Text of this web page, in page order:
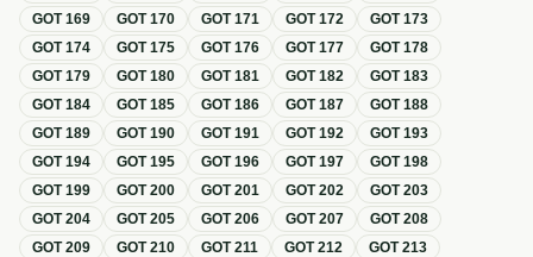
GOT169 GOT170 GOT171 GOT172 GOT173
GOT174 GOT175 GOT176 GOT177 GOT178
GOT179 GOT180 GOT181 GOT182 GOT183
GOT184 GOT185 GOT186 GOT187 GOT188
GOT189 GOT190 GOT191 GOT192 GOT193
GOT194 GOT195 GOT196 GOT197 GOT198
GOT199 GOT200 GOT201 GOT202 GOT203
GOT204 GOT205 GOT206 GOT207 GOT208
GOT209 GOT210 GOT211 GOT212 GOT213